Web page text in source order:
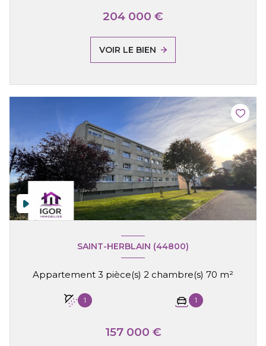
204 000 €
VOIR LE BIEN
SAINT-HERBLAIN (44800)
Appartement 3 pièce(s) 2 chambre(s) 70 m²
1 1
157 000 €